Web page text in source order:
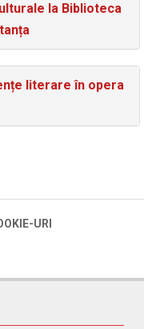
la Biblioteca
literare în opera
URI